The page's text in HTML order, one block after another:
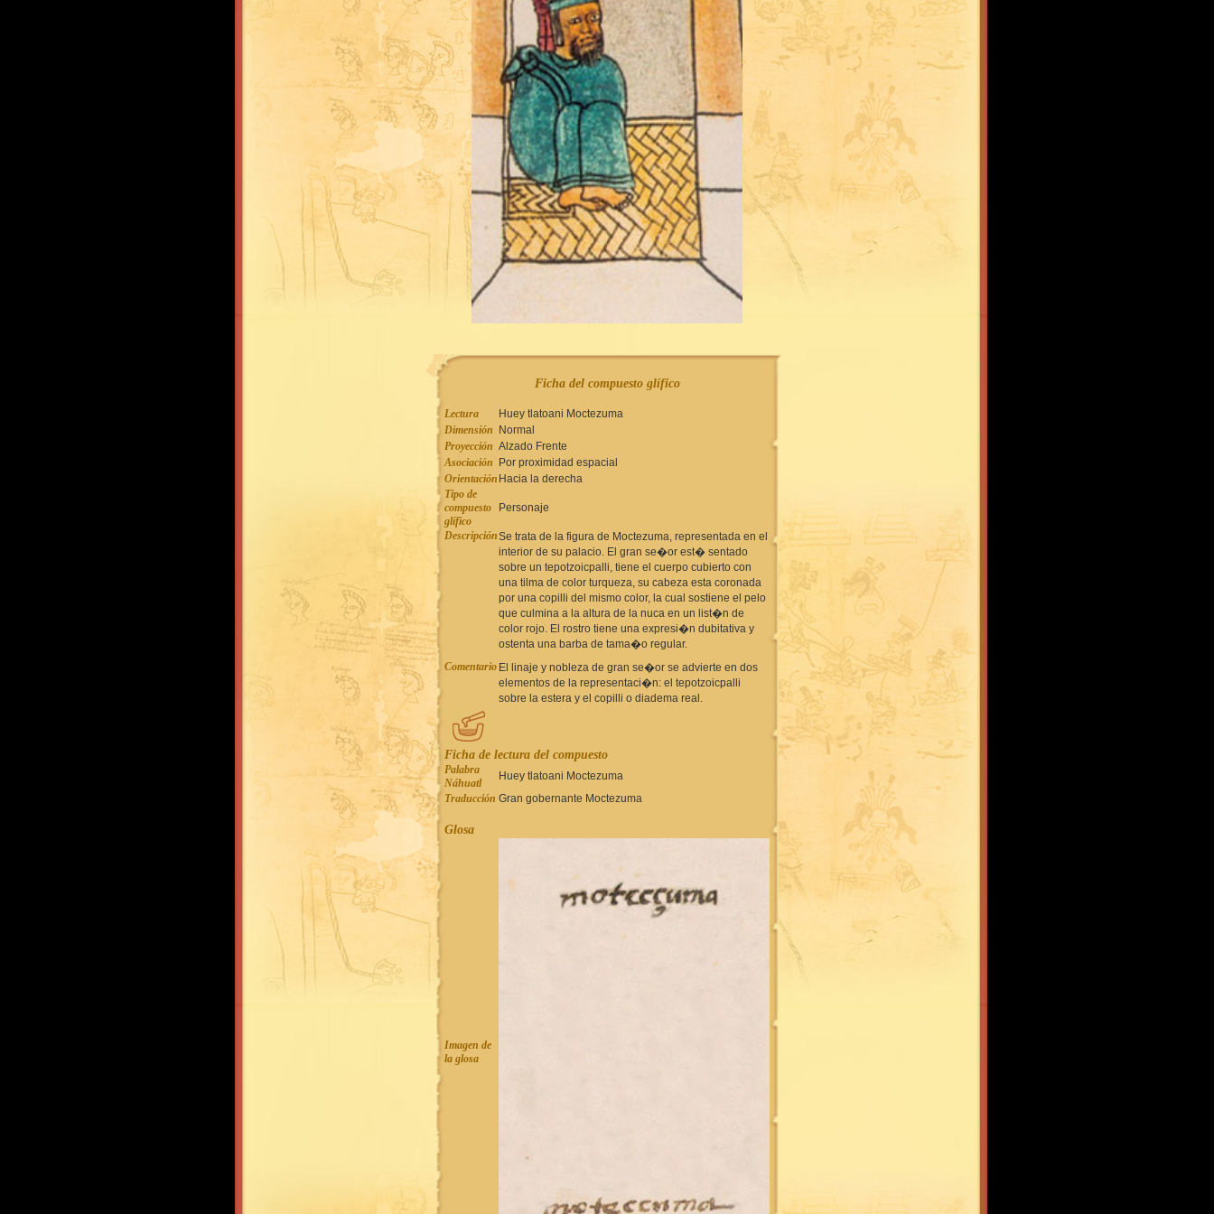
Ficha del compuesto glífico
Lectura
Huey tlatoani Moctezuma
Dimensión Normal
Proyección Alzado Frente
Asociación Por proximidad espacial
Orientación Hacia la derecha
Tipo de
compuesto
glífico
Personaje
DescripciónSe trata de la figura de Moctezuma, representada en el
interior de su palacio. El gran se�or est� sentado
sobre un tepotzoicpalli, tiene el cuerpo cubierto con
una tilma de color turqueza, su cabeza esta coronada
por una copilli del mismo color, la cual sostiene el pelo
que culmina a la altura de la nuca en un list�n de
color rojo. El rostro tiene una expresi�n dubitativa y
ostenta una barba de tama�o regular.
Comentario El linaje y nobleza de gran se�or se advierte en dos
elementos de la representaci�n: el tepotzoicpalli
sobre la estera y el copilli o diadema real.
Ficha de lectura del compuesto
Palabra
Náhuatl
Huey tlatoani Moctezuma
Traducción Gran gobernante Moctezuma
Glosa
Imagen de
la glosa